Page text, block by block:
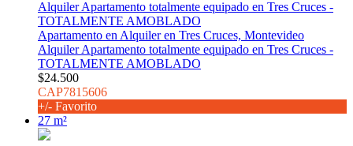
Apartamento en Alquiler en Tres Cruces, Montevideo
Alquiler Apartamento totalmente equipado en Tres Cruces -
TOTALMENTE AMOBLADO
$24.500
CAP7815606
+/- Favorito
27 m²